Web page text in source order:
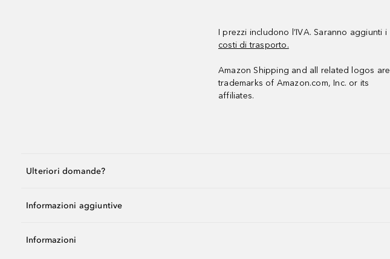
I prezzi includono l’IVA. Saranno aggiunti i
costi di trasporto.
Amazon Shipping and all related logos are
trademarks of Amazon.com, Inc. or its
affiliates.
Ulteriori domande?
Informazioni aggiuntive
Informazioni